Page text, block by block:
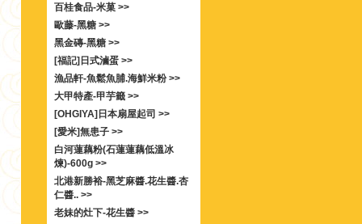
百桂食品-米菓 >>
歐藤-黑糖 >>
黑金磚-黑糖 >>
[福記]日式滷蛋 >>
漁品軒-魚鬆魚脯.海鮮米粉 >>
大甲特產-甲芋籤 >>
[OHGIYA]日本扇屋起司 >>
[愛米]無患子 >>
白河蓮藕粉(石蓮蓮藕低溫冰
煉)-600g >>
北港新勝裕-黑芝麻醬.花生醬.杏
仁醬.. >>
老妹的灶下-花生醬 >>